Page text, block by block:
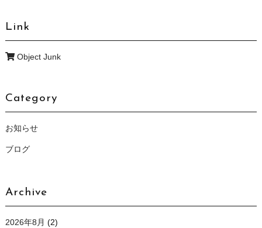
Link
Object Junk
Category
お知らせ
ブログ
Archive
2026年8月 (2)